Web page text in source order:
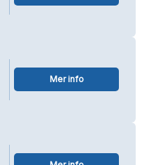
Mer info